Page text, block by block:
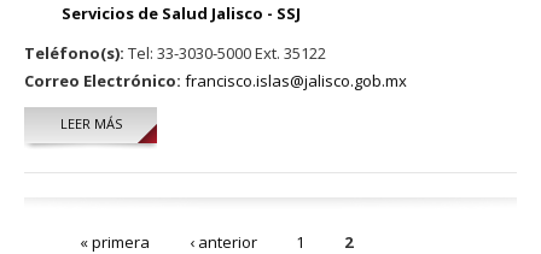
Servicios de Salud Jalisco - SSJ
Teléfono(s): Tel: 33-3030-5000 Ext. 35122
Correo Electrónico: francisco.islas@jalisco.gob.mx
LEER MÁSSOBRE FRANCISCO JAVIER ISLAS GODOY
« primera ‹ anterior 1 2